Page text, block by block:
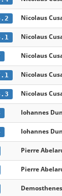
Nicolaus
Nicolaus
Nicolaus
Nicolaus
Nicolaus
Iohannes
Iohannes
Pierre
Pierre
Demosthenes